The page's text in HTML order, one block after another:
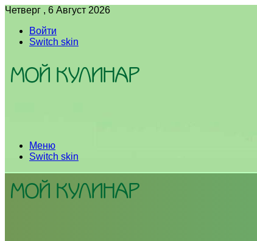
Четверг , 6 Август 2026
Войти
Switch skin
Меню
Switch skin